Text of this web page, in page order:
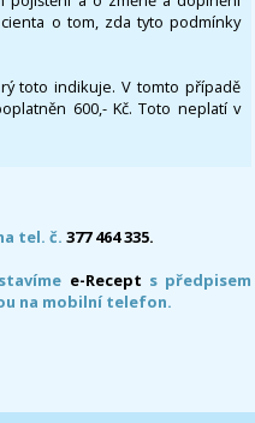
o tom, zda tyto podmínky
toto indikuje. V tomto případě
600,- Kč. Toto neplatí v
tel. č. 377 464 335.
e-Recept s předpisem
na mobilní telefon.